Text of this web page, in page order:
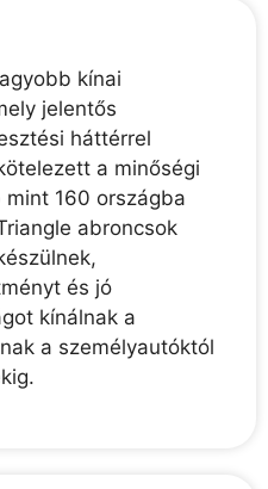
kínai
jelentős
háttérrel
a minőségi
160 országba
abroncsok
és jó
kínálnak a
a személyautóktól